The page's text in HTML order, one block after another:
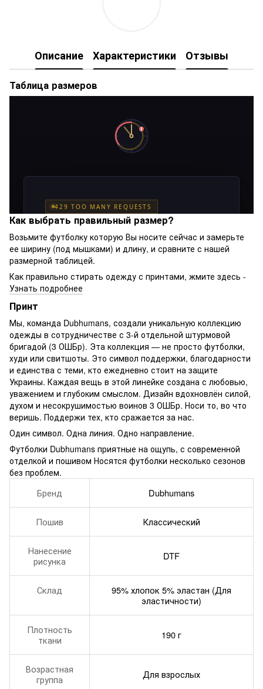
Описание Характеристики Отзывы
Таблица размеров
Как выбрать правильный размер?
Возьмите футболку которую Вы носите сейчас и замерьте
ее ширину (под мышками) и длину, и сравните с нашей
размерной таблицей.
Как правильно стирать одежду с принтами, жмите здесь -
Узнать подробнее
Принт
Мы, команда Dubhumans, создали уникальную коллекцию
одежды в сотрудничестве с 3-й отдельной штурмовой
бригадой (3 ОШБр). Эта коллекция — не просто футболки,
худи или свитшоты. Это символ поддержки, благодарности
и единства с теми, кто ежедневно стоит на защите
Украины. Каждая вещь в этой линейке создана с любовью,
уважением и глубоким смыслом. Дизайн вдохновлён силой,
духом и несокрушимостью воинов 3 ОШБр. Носи то, во что
веришь. Поддержи тех, кто сражается за нас.
Один символ. Одна линия. Одно направление.
Футболки Dubhumans приятные на ощупь, с современной
отделкой и пошивом Носятся футболки несколько сезонов
без проблем.
Бренд Dubhumans
Пошив Классический
Нанесение
рисунка
DTF
Склад
95% хлопок 5% эластан (Для
эластичности)
Плотность
ткани
190 г
Возрастная
группа
Для взрослых